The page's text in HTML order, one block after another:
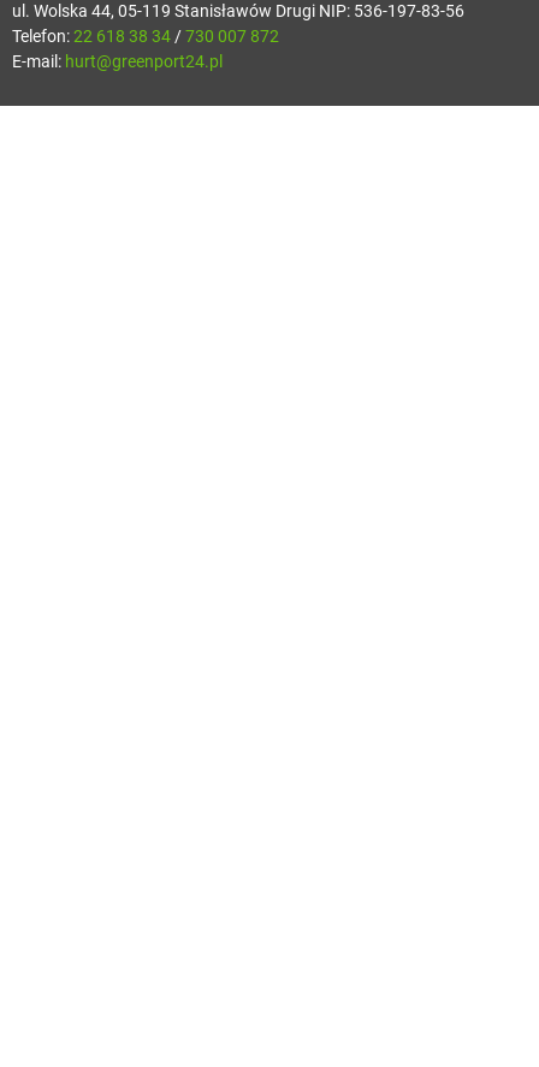
ul. Wolska 44, 05-119 Stanisławów Drugi NIP: 536-197-83-56
Telefon:22 618 38 34/730 007 872
E-mail: hurt@greenport24.pl